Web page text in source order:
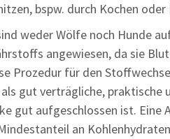
bspw. durch Kochen
weder Wölfe noch Hunde
angewiesen, da sie
Prozedur für den
gut verträgliche, praktische
gut aufgeschlossen ist. Eine
an